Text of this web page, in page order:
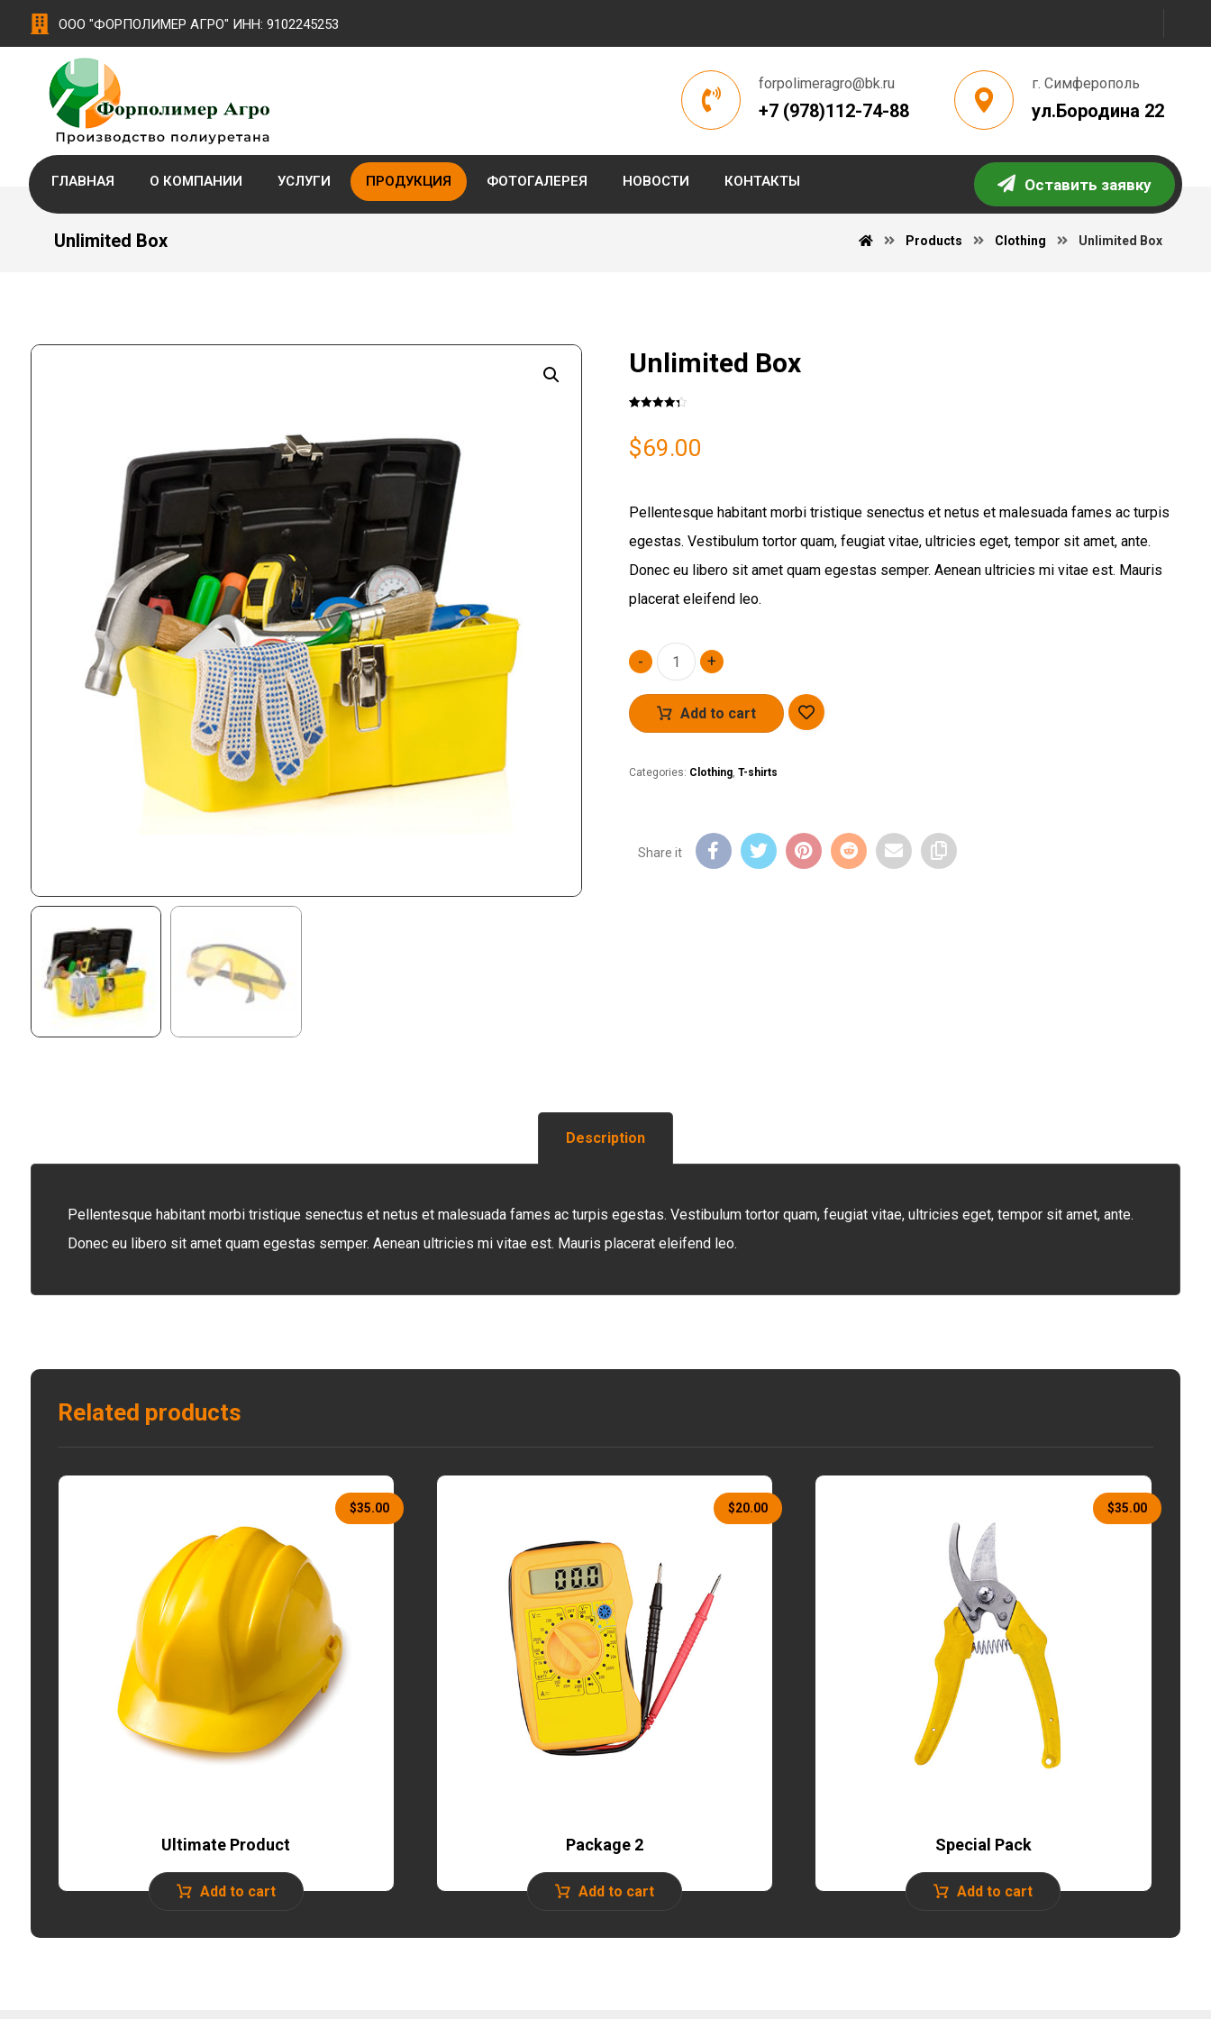
ООО "ФОРПОЛИМЕР АГРО" ИНН: 9102245253
г. Симферополь
ул.Бородина 22
forpolimeragro@bk.ru
+7 (978)112-74-88
ГЛАВНАЯ О КОМПАНИИ УСЛУГИ ПРОДУКЦИЯ ФОТОГАЛЕРЕЯ НОВОСТИ КОНТАКТЫ Оставить заявку
Unlimited Box Products Clothing Unlimited Box
Unlimited Box
based on
customer
ratings
$69.00
Pellentesque habitant morbi tristique senectus et netus et malesuada fames ac turpis
egestas. Vestibulum tortor quam, feugiat vitae, ultricies eget, tempor sit amet, ante.
Donec eu libero sit amet quam egestas semper. Aenean ultricies mi vitae est. Mauris
placerat eleifend leo.
- +
Add to cart
Categories: Clothing, T-shirts
Description
Pellentesque habitant morbi tristique senectus et netus et malesuada fames ac turpis egestas. Vestibulum tortor quam, feugiat vitae, ultricies eget, tempor sit amet, ante.
Donec eu libero sit amet quam egestas semper. Aenean ultricies mi vitae est. Mauris placerat eleifend leo.
Related products
Ultimate Product
$35.00
Add to cart
Package 2
$20.00
Add to cart
Special Pack
$35.00
Add to cart